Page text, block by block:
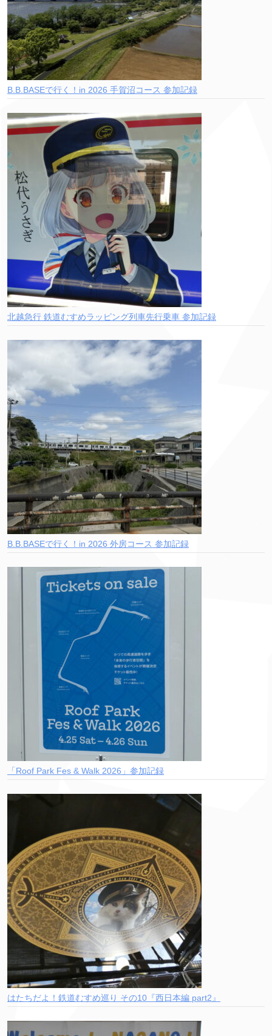
B.B.BASEで行く！in 2026 手賀沼コース 参加記録
北越急行 鉄道むすめラッピング列車先行乗車 参加記録
B.B.BASEで行く！in 2026 外房コース 参加記録
「Roof Park Fes & Walk 2026」参加記録
はたちだよ！鉄道むすめ巡り その10『西日本編 part2』